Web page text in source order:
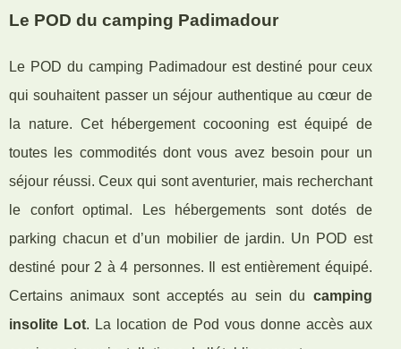
Le POD du camping Padimadour
Le POD du camping Padimadour est destiné pour ceux
qui souhaitent passer un séjour authentique au cœur de
la nature. Cet hébergement cocooning est équipé de
toutes les commodités dont vous avez besoin pour un
séjour réussi. Ceux qui sont aventurier, mais recherchant
le confort optimal. Les hébergements sont dotés de
parking chacun et d’un mobilier de jardin. Un POD est
destiné pour 2 à 4 personnes. Il est entièrement équipé.
Certains animaux sont acceptés au sein du camping
insolite Lot. La location de Pod vous donne accès aux